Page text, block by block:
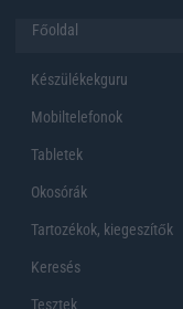
Főoldal
Készülékekguru
Mobiltelefonok
Tabletek
Okosórák
Tartozékok, kiegeszítők
Keresés
Tesztek